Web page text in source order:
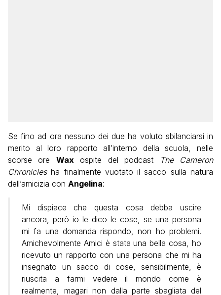
Se fino ad ora nessuno dei due ha voluto sbilanciarsi in
merito al loro rapporto all’interno della scuola, nelle
scorse ore Waxospite del podcast The Cameron
Chroniclesha finalmente vuotato il sacco sulla natura
dell’amicizia con Angelina:
Mi dispiace che questa cosa debba uscire
ancora, però io le dico le cose, se una persona
mi fa una domanda rispondo, non ho problemi.
Amichevolmente Amici è stata una bella cosa, ho
ricevuto un rapporto con una persona che mi ha
insegnato un sacco di cose, sensibilmente, è
riuscita a farmi vedere il mondo come è
realmente, magari non dalla parte sbagliata del